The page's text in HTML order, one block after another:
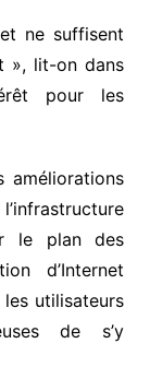
ne suffisent
», lit-on dans
pour les
améliorations
le plan des
d’Internet
utilisateurs
de s’y